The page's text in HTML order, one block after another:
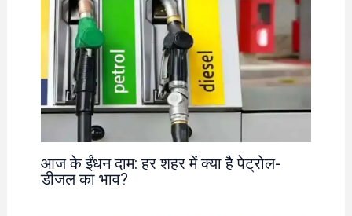
आज के ईंधन दाम: हर शहर में क्या है पेट्रोल-
डीजल का भाव?